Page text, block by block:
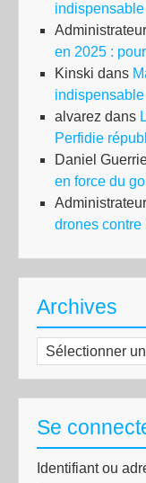
Administrateur
en 2025 :
Kinski dans
alvarez dans
Perfidie
Daniel
en force du
Administrateur
drones
Archives
Archives
Se
Identifiant ou